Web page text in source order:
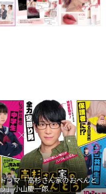
家のおべんと
映画『わたし
石あかり イン